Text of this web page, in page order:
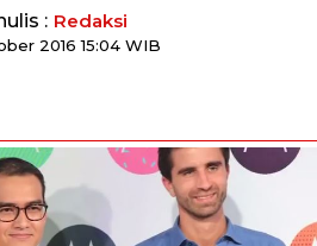
: Redaksi
2016 15:04 WIB